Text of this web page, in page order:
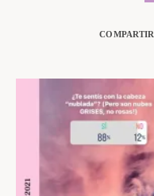
COMPARTIR